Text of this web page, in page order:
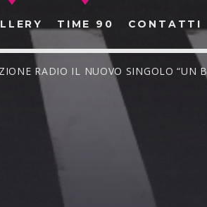
TIME 90 CONTATTI
NEL SITO
RADIO IL NUOVO SINGOLO “UN